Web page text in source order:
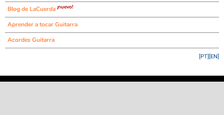
Blog de LaCuerda ¡nuevo!
Aprender a tocar Guitarra
Acordes Guitarra
[EN]
[PT]